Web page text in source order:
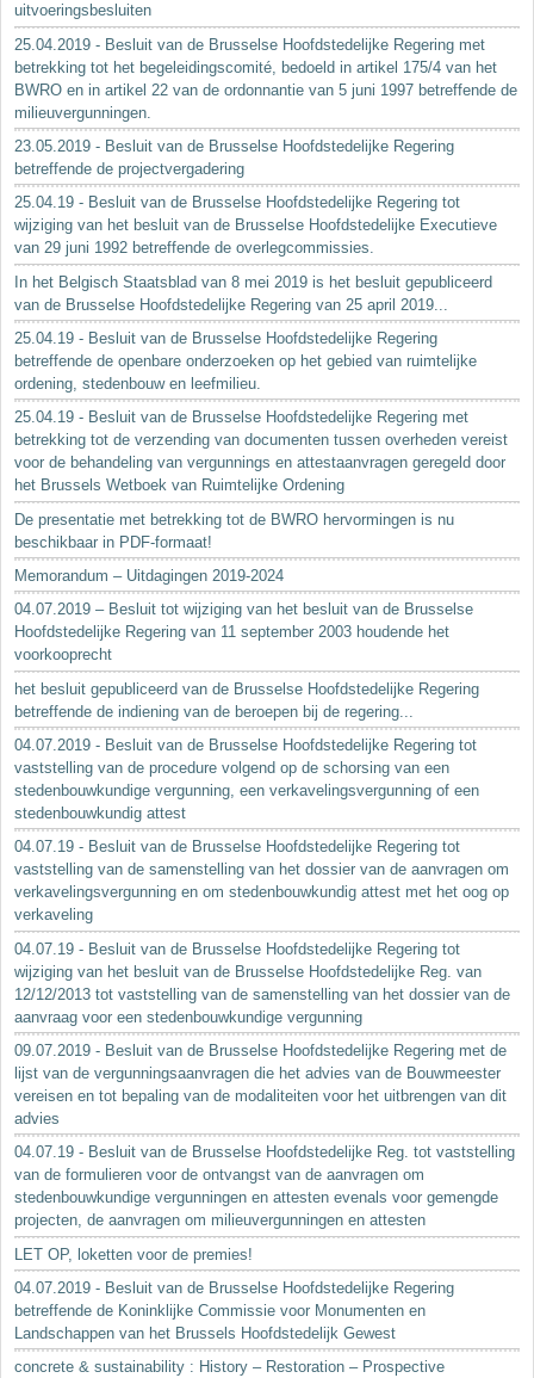
uitvoeringsbesluiten
25.04.2019 - Besluit van de Brusselse Hoofdstedelijke Regering met
betrekking tot het begeleidingscomité, bedoeld in artikel 175/4 van het
BWRO en in artikel 22 van de ordonnantie van 5 juni 1997 betreffende de
milieuvergunningen.
23.05.2019 - Besluit van de Brusselse Hoofdstedelijke Regering
betreffende de projectvergadering
25.04.19 - Besluit van de Brusselse Hoofdstedelijke Regering tot
wijziging van het besluit van de Brusselse Hoofdstedelijke Executieve
van 29 juni 1992 betreffende de overlegcommissies.
In het Belgisch Staatsblad van 8 mei 2019 is het besluit gepubliceerd
van de Brusselse Hoofdstedelijke Regering van 25 april 2019...
25.04.19 - Besluit van de Brusselse Hoofdstedelijke Regering
betreffende de openbare onderzoeken op het gebied van ruimtelijke
ordening, stedenbouw en leefmilieu.
25.04.19 - Besluit van de Brusselse Hoofdstedelijke Regering met
betrekking tot de verzending van documenten tussen overheden vereist
voor de behandeling van vergunnings en attestaanvragen geregeld door
het Brussels Wetboek van Ruimtelijke Ordening
De presentatie met betrekking tot de BWRO hervormingen is nu
beschikbaar in PDF-formaat!
Memorandum – Uitdagingen 2019-2024
04.07.2019 – Besluit tot wijziging van het besluit van de Brusselse
Hoofdstedelijke Regering van 11 september 2003 houdende het
voorkooprecht
het besluit gepubliceerd van de Brusselse Hoofdstedelijke Regering
betreffende de indiening van de beroepen bij de regering...
04.07.2019 - Besluit van de Brusselse Hoofdstedelijke Regering tot
vaststelling van de procedure volgend op de schorsing van een
stedenbouwkundige vergunning, een verkavelingsvergunning of een
stedenbouwkundig attest
04.07.19 - Besluit van de Brusselse Hoofdstedelijke Regering tot
vaststelling van de samenstelling van het dossier van de aanvragen om
verkavelingsvergunning en om stedenbouwkundig attest met het oog op
verkaveling
04.07.19 - Besluit van de Brusselse Hoofdstedelijke Regering tot
wijziging van het besluit van de Brusselse Hoofdstedelijke Reg. van
12/12/2013 tot vaststelling van de samenstelling van het dossier van de
aanvraag voor een stedenbouwkundige vergunning
09.07.2019 - Besluit van de Brusselse Hoofdstedelijke Regering met de
lijst van de vergunningsaanvragen die het advies van de Bouwmeester
vereisen en tot bepaling van de modaliteiten voor het uitbrengen van dit
advies
04.07.19 - Besluit van de Brusselse Hoofdstedelijke Reg. tot vaststelling
van de formulieren voor de ontvangst van de aanvragen om
stedenbouwkundige vergunningen en attesten evenals voor gemengde
projecten, de aanvragen om milieuvergunningen en attesten
LET OP, loketten voor de premies!
04.07.2019 - Besluit van de Brusselse Hoofdstedelijke Regering
betreffende de Koninklijke Commissie voor Monumenten en
Landschappen van het Brussels Hoofdstedelijk Gewest
concrete & sustainability : History – Restoration – Prospective